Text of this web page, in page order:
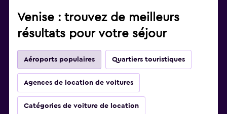
Venise : trouvez de meilleurs
résultats pour votre séjour
Aéroports populaires Quartiers touristiques
Agences de location de voitures
Catégories de voiture de location